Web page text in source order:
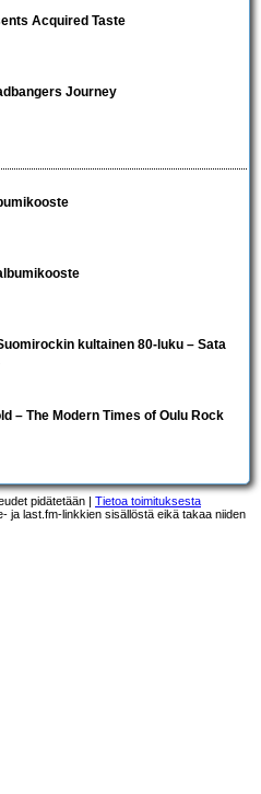
Acquired Taste
Journey
kultainen 80-luku – Sata
– The Modern Times of Oulu Rock
pidätetään | Tietoa toimituksesta
ja last.fm-linkkien sisällöstä eikä takaa niiden